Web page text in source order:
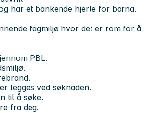
har et bankende hjerte for barna.
fagmiljø hvor det er rom for å
PBL.
legges ved søknaden.
til å søke.
fra deg.